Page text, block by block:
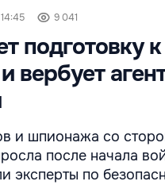
9 041
подготовку к
вербует
и шпионажа со
после начала
по